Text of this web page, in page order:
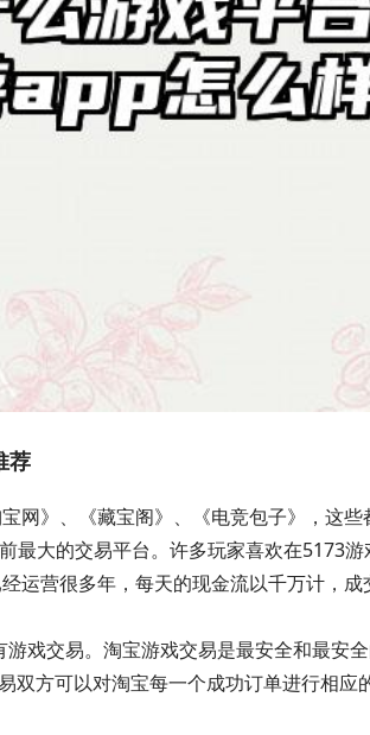
荐
网》、《藏宝阁》、《电竞包子》，这些
最大的交易平台。许多玩家喜欢在5173
运营很多年，每天的现金流以千万计，
戏交易。淘宝游戏交易是最安全和最安
双方可以对淘宝每一个成功订单进行相应